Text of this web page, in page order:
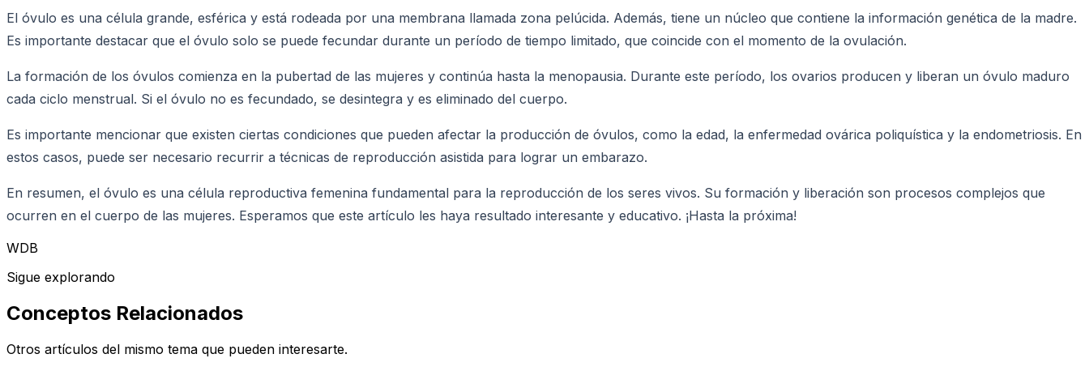
El óvulo es una célula grande, esférica y está rodeada por una membrana llamada zona pelúcida. Además, tiene un núcleo que contiene la información genética de la madre.
Es importante destacar que el óvulo solo se puede fecundar durante un período de tiempo limitado, que coincide con el momento de la ovulación.
La formación de los óvulos comienza en la pubertad de las mujeres y continúa hasta la menopausia. Durante este período, los ovarios producen y liberan un óvulo maduro
cada ciclo menstrual. Si el óvulo no es fecundado, se desintegra y es eliminado del cuerpo.
Es importante mencionar que existen ciertas condiciones que pueden afectar la producción de óvulos, como la edad, la enfermedad ovárica poliquística y la endometriosis. En
estos casos, puede ser necesario recurrir a técnicas de reproducción asistida para lograr un embarazo.
En resumen, el óvulo es una célula reproductiva femenina fundamental para la reproducción de los seres vivos. Su formación y liberación son procesos complejos que
ocurren en el cuerpo de las mujeres. Esperamos que este artículo les haya resultado interesante y educativo. ¡Hasta la próxima!
WDB
Sigue explorando
Conceptos Relacionados
Otros artículos del mismo tema que pueden interesarte.